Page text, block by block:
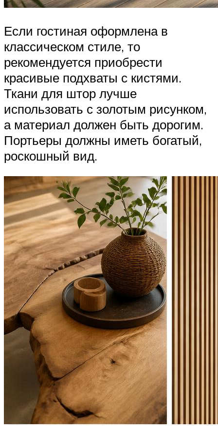
Если гостиная оформлена в
классическом стиле, то
рекомендуется приобрести
красивые подхваты с кистями.
Ткани для штор лучше
использовать с золотым рисунком,
а материал должен быть дорогим.
Портьеры должны иметь богатый,
роскошный вид.